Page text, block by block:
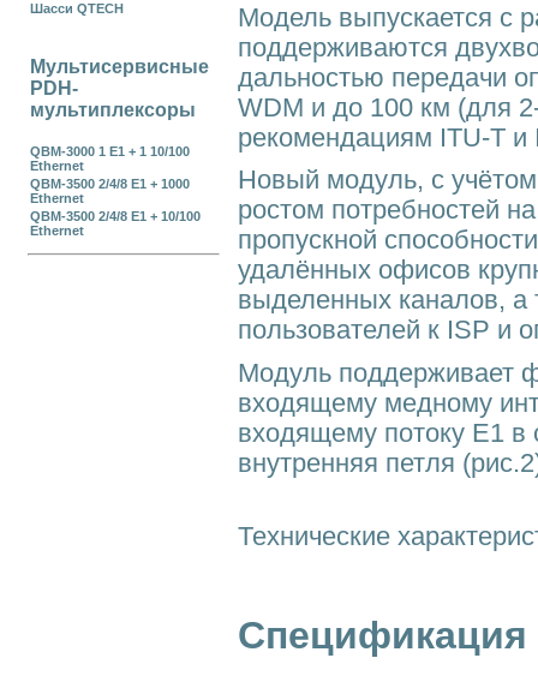
Шасси QTECH
Мультисервисные
PDH-
мультиплексоры
QBM-3000 1 E1 + 1 10/100
Ethernet
QBM-3500 2/4/8 E1 + 1000
Ethernet
QBM-3500 2/4/8 E1 + 10/100
Ethernet
Модель выпускается с
поддерживаются
дальностью передачи
WDM и до 100 км (для
рекомендациям ITU-T и
Новый модуль, с
ростом потребностей
пропускной
удалённых офисов
выделенных каналов, а
пользователей к ISP и
Модуль поддерживает
входящему медному
входящему потоку Е1 в
внутренняя петля
Технические